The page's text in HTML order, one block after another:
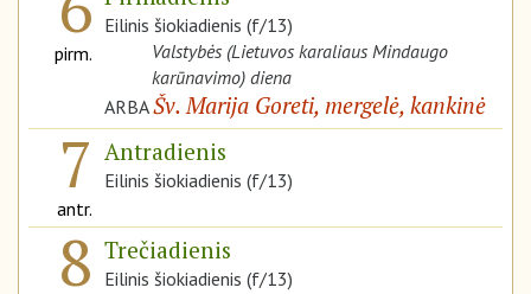
pirm.
Eilinis šiokiadienis (f/13)
Valstybės (Lietuvos karaliaus Mindaugo
karūnavimo) diena
ARBAŠv. Marija Goreti, mergelė, kankinė
7
antr.
Antradienis
Eilinis šiokiadienis (f/13)
8 Trečiadienis
Eilinis šiokiadienis (f/13)